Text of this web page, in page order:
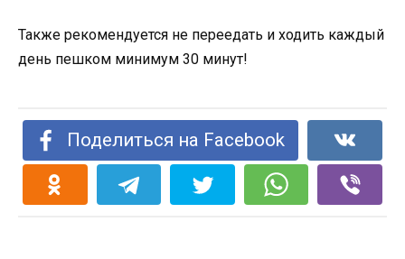
Также рекомендуется не переедать и ходить каждый
день пешком минимум 30 минут!
Поделиться на Facebook